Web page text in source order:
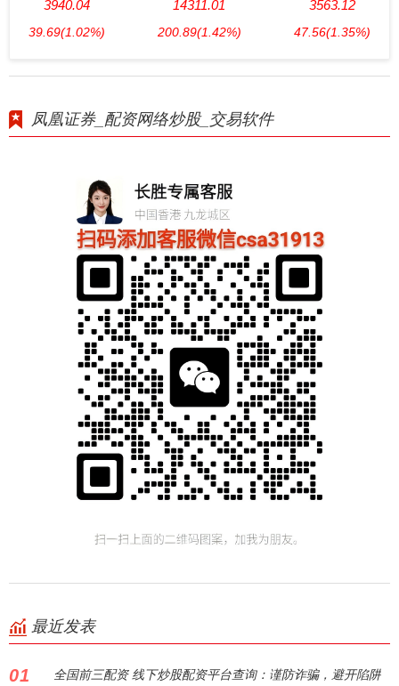
3940.04
39.69(1.02%)
14311.01
200.89(1.42%)
3563.12
47.56(1.35%)
凤凰证券_配资网络炒股_交易软件
最近发表
01 全国前三配资 线下炒股配资平台查询：谨防诈骗，避开陷阱